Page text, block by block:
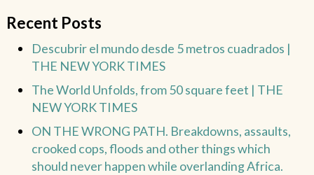
Recent Posts
Descubrir el mundo desde 5 metros cuadrados |
THE NEW YORK TIMES
The World Unfolds, from 50 square feet | THE
NEW YORK TIMES
ON THE WRONG PATH. Breakdowns, assaults,
crooked cops, floods and other things which
should never happen while overlanding Africa.